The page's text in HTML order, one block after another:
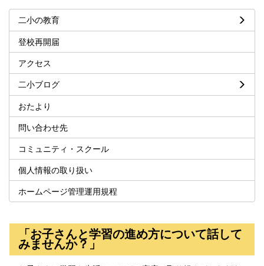
二小の教育
登校再開届
アクセス
二小ブログ
おたより
問い合わせ先
コミュニティ・スクール
個人情報の取り扱い
ホームページ管理運用規程
「お子さんと学習の進め方について話して
みませんか？」